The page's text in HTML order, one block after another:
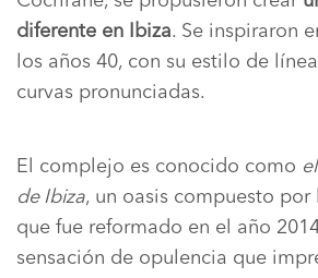
diferente en Ibiza. Se inspiraron
los años 40, con su estilo de
curvas pronunciadas.
El complejo es conocido como
de Ibiza, un oasis compuesto por
que fue reformado en el año
sensación de opulencia que